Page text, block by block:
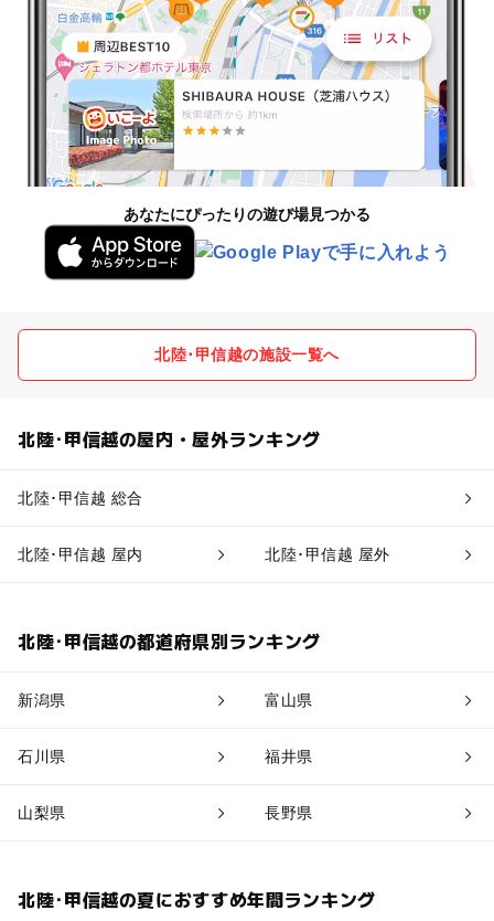
あなたにぴったりの遊び場見つかる
北陸･甲信越の施設一覧へ
北陸･甲信越の屋内・屋外ランキング
北陸･甲信越 総合
北陸･甲信越 屋内 北陸･甲信越 屋外
北陸･甲信越の都道府県別ランキング
新潟県 富山県
石川県 福井県
山梨県 長野県
北陸･甲信越の夏におすすめ年間ランキング